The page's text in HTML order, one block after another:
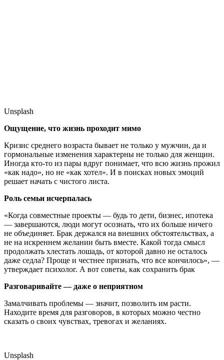
Unsplash
Ощущение, что жизнь проходит мимо
Кризис среднего возраста бывает не только у мужчин, да и
гормональные изменения характерны не только для женщин.
Иногда кто-то из пары вдруг понимает, что всю жизнь прожил
«как надо», но не «как хотел». И в поисках новых эмоций
решает начать с чистого листа.
Роль семьи исчерпалась
«Когда совместные проекты — будь то дети, бизнес, ипотека
— завершаются, люди могут осознать, что их больше ничего
не объединяет. Брак держался на внешних обстоятельствах, а
не на искреннем желании быть вместе. Какой тогда смысл
продолжать хлестать лошадь, от которой давно не осталось
даже седла? Проще и честнее признать, что все кончилось», —
утверждает психолог. А вот советы, как сохранить брак
Разговаривайте — даже о неприятном
Замалчивать проблемы — значит, позволить им расти.
Находите время для разговоров, в которых можно честно
сказать о своих чувствах, тревогах и желаниях.
Unsplash